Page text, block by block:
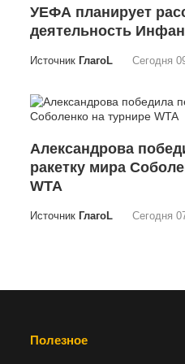
УЕФА планирует
деятельность
Источник ГлагоL Сегодня
Александрова
ракетку мира
WTA
Источник ГлагоL Сегодня
Полезное